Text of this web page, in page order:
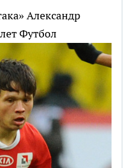
Александр
Футбол